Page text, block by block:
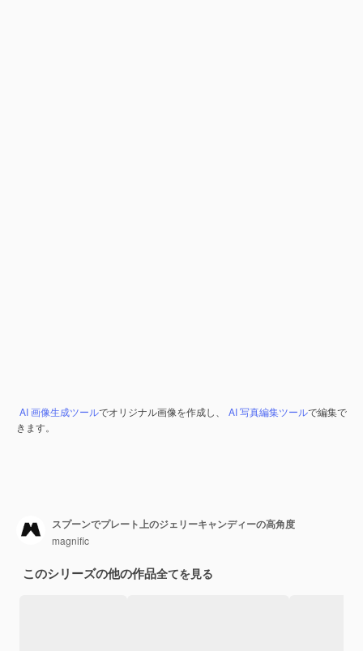
AI 画像生成ツールでオリジナル画像を作成し、 AI 写真編集ツールで編集で
きます。
スプーンでプレート上のジェリーキャンディーの高角度
magnific
このシリーズの他の作品全てを見る